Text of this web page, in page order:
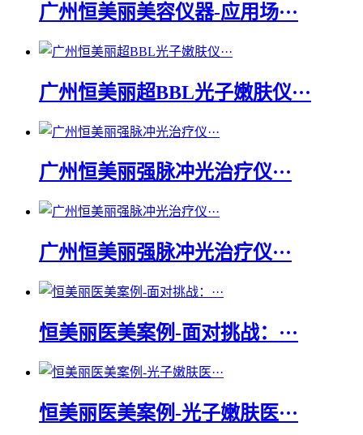
广州恒美丽美容仪器-应用场···
广州恒美丽超BBL光子嫩肤仪···
广州恒美丽强脉冲光治疗仪···
广州恒美丽强脉冲光治疗仪···
恒美丽医美案例-面对挑战：···
恒美丽医美案例-光子嫩肤医···